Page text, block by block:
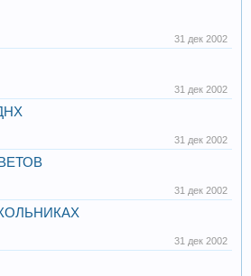
31 дек 2002
31 дек 2002
31 дек 2002
31 дек 2002
31 дек 2002